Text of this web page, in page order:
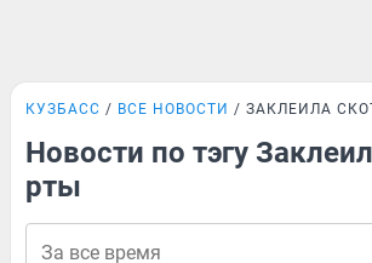
КУЗБАСС ВСЕ НОВОСТИ ЗАКЛЕИЛА
Новости по тэгу
рты